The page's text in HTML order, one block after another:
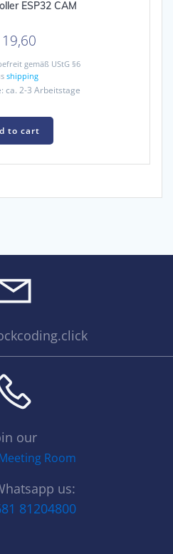
ESP32 CAM
19,60
gemäß UStG §6
shipping
ca. 2-3 Arbeitstage
to cart
our
Room
us:
81204800